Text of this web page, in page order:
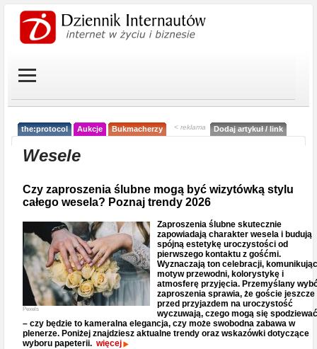
the:protocol Aukcje Bukmacherzy < reklama Dodaj artykuł / link
Wesele
Czy zaproszenia ślubne mogą być wizytówką stylu
całego wesela? Poznaj trendy 2026
Pexels
Zaproszenia ślubne skutecznie
zapowiadają charakter wesela i budują
spójną estetykę uroczystości od
pierwszego kontaktu z gośćmi.
Wyznaczają ton celebracji, komunikując
motyw przewodni, kolorystykę i
atmosferę przyjęcia. Przemyślany
zaproszenia sprawia, że goście jeszcze
przed przyjazdem na uroczystość
wyczuwają, czego mogą się spodziewać
– czy będzie to kameralna elegancja, czy może swobodna zabawa w
plenerze. Poniżej znajdziesz aktualne trendy oraz wskazówki dotyczące
wyboru papeterii. więcej